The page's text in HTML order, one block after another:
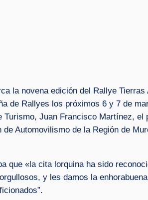
la novena edición del Rallye
de Rallyes los próximos 6 y 7 de
Juan Francisco Martínez, el
Automovilismo de la Región de
que «la cita lorquina ha sido
y les damos la